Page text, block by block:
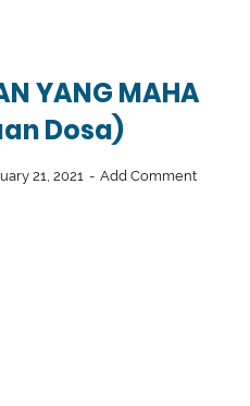
YANG MAHA
Dosa)
21, 2021 Add Comment